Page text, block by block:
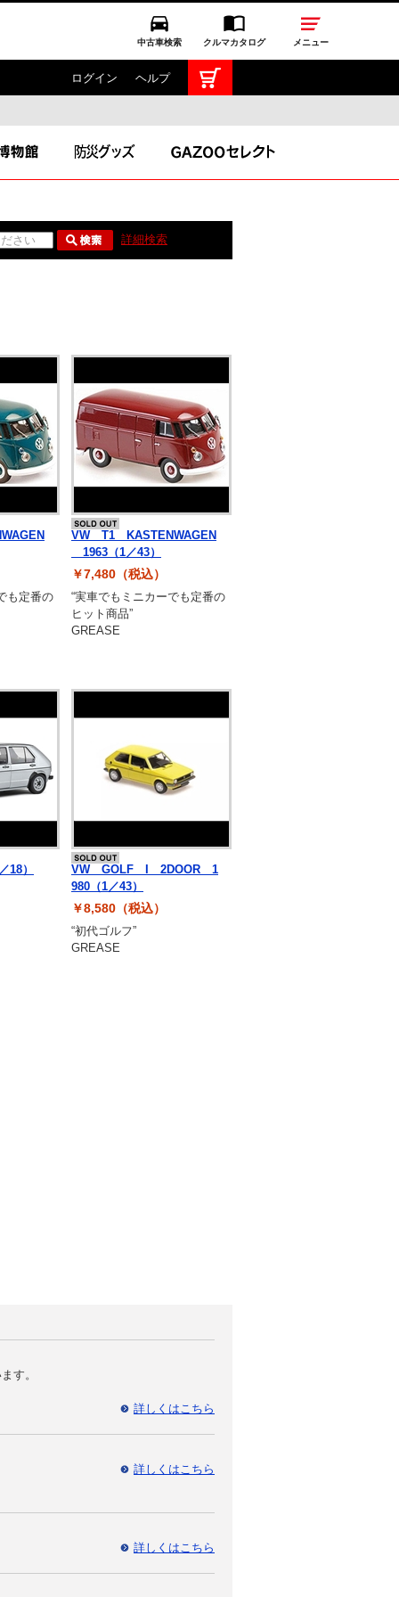
中古車検索 クルマカタログ メニュー
GAZOO SPORTS
GAZOO Shopping
ログイン ヘルプ
詳細検索
も定番の
VW T1 KASTENWAGEN
1963（1／43）
￥7,480（税込）
“実車でもミニカーでも定番の
ヒット商品”
GREASE
）
VW GOLF I 2DOOR 1
980（1／43）
￥8,580（税込）
“初代ゴルフ”
GREASE
す。
詳しくはこちら
詳しくはこちら
詳しくはこちら